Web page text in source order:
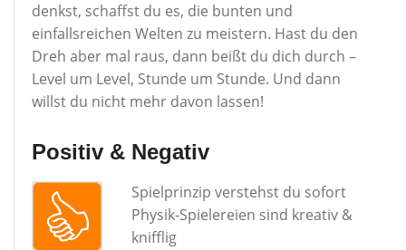
denkst, schaffst du es, die bunten und
einfallsreichen Welten zu meistern. Hast du den
Dreh aber mal raus, dann beißt du dich durch –
Level um Level, Stunde um Stunde. Und dann
willst du nicht mehr davon lassen!
Positiv & Negativ
Spielprinzip verstehst du sofort
Physik-Spielereien sind kreativ &
knifflig